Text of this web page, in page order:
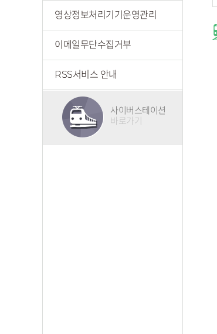
영상정보처리기기운영관리
이메일무단수집거부
RSS서비스 안내
사이버스테이션
바로가기